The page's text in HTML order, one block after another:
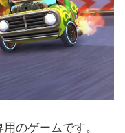
のゲームです。